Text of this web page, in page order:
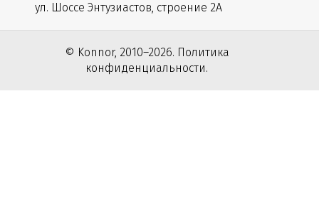
ул. Шоссе Энтузиастов, строение 2А
© Konnor, 2010–2026. Политика
конфиденциальности.